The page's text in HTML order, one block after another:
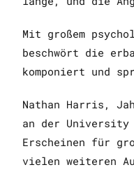
Mit großem
beschwört die
komponiert und
Nathan Harris,
an der University
Erscheinen für
vielen weiteren